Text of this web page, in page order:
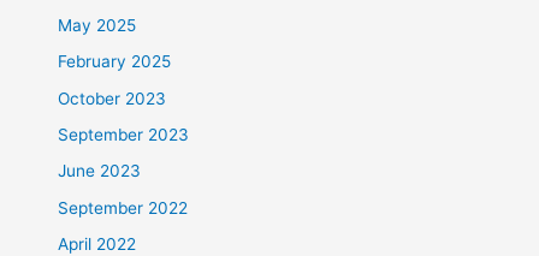
May 2025
February 2025
October 2023
September 2023
June 2023
September 2022
April 2022